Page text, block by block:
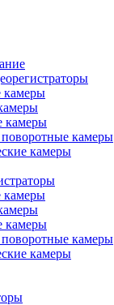
камеры
камеры
камеры
камеры
камеры
камеры
камеры
камеры